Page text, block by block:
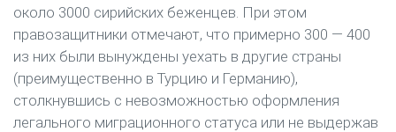
около 3000 сирийских беженцев. При этом
правозащитники отмечают, что примерно 300 — 400
из них были вынуждены уехать в другие страны
(преимущественно в Турцию и Германию),
столкнувшись с невозможностью оформления
легального миграционного статуса или не выдержав